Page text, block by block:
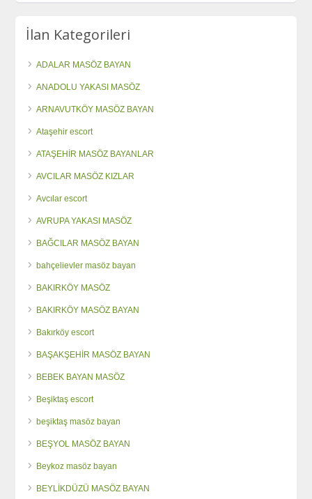
İlan Kategorileri
ADALAR MASÖZ BAYAN
ANADOLU YAKASI MASÖZ
ARNAVUTKÖY MASÖZ BAYAN
Ataşehir escort
ATAŞEHİR MASÖZ BAYANLAR
AVCILAR MASÖZ KIZLAR
Avcılar escort
AVRUPA YAKASI MASÖZ
BAĞCILAR MASÖZ BAYAN
bahçelievler masöz bayan
BAKIRKÖY MASÖZ
BAKIRKÖY MASÖZ BAYAN
Bakırköy escort
BAŞAKŞEHİR MASÖZ BAYAN
BEBEK BAYAN MASÖZ
Beşiktaş escort
beşiktaş masöz bayan
BEŞYOL MASÖZ BAYAN
Beykoz masöz bayan
BEYLİKDÜZÜ MASÖZ BAYAN